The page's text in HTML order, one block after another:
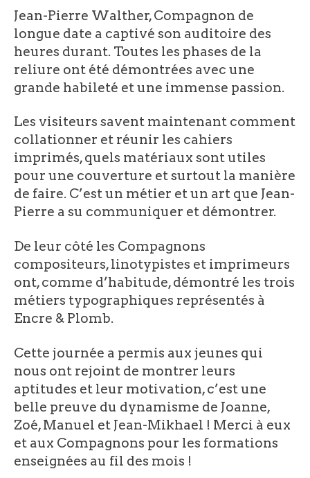
Jean-Pierre Walther, Compagnon de
longue date a captivé son auditoire des
heures durant. Toutes les phases de la
reliure ont été démontrées avec une
grande habileté et une immense passion.
Les visiteurs savent maintenant comment
collationner et réunir les cahiers
imprimés, quels matériaux sont utiles
pour une couverture et surtout la manière
de faire. C’est un métier et un art que Jean-
Pierre a su communiquer et démontrer.
De leur côté les Compagnons
compositeurs, linotypistes et imprimeurs
ont, comme d’habitude, démontré les trois
métiers typographiques représentés à
Encre & Plomb.
Cette journée a permis aux jeunes qui
nous ont rejoint de montrer leurs
aptitudes et leur motivation, c’est une
belle preuve du dynamisme de Joanne,
Zoé, Manuel et Jean-Mikhael ! Merci à eux
et aux Compagnons pour les formations
enseignées au fil des mois !